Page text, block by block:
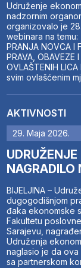
Udruženje
nadzornim
organizovalo je
webinara na temu:
PRANJA NOVCA I
PRAVA, OBAVEZE
OVLAŠTENIH
svim ovlašćenim
AKTIVNOSTI
29. Maja 2026.
BIJELJINA –
dugogodišnjom
đaka ekonomske
Fakultetu
Sarajevu,
Udruženja
naglasio je da
sa partnerskom